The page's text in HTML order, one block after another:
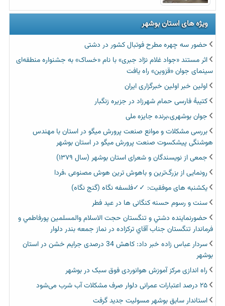
ویژه های استان بوشهر
حضور سه چهره مطرح فوتبال کشور در دشتی
اثر مستند «جواد غلام نژاد جبری» با نام «خساک» به جشنواره منطقه‌ای
سینمای جوان «قزوین» راه یافت
اولین خبر اولین خبرگزاری ایران‏
کتیبۀ فارسی حمام شهرزاد در جزیره زنگبار
جوان بوشهری،برنده جایزه ملی
بررسی مشکلات و موانع صنعت پرورش میگو در استان با مهندس
هوشنگی پیشکسوت صنعت پرورش میگو در استان بوشهر
جمعی از نویسندگان و شعرای استان بوشهر (سال ۱۳۷۹)
رونمایی از بزرگ‌ترین و باهوش ترین هوش مصنوعی ،فردا
یکشنبه های موفقیت: ✓✓فلسفه نگاه (گنج نگاه)
سنت و رسوم حسنه کنگانی ها در عید فطر
حضورنماينده دشتي و تنگستان حجت الاسلام والمسلمين پورفاطمي و
فرماندار تنگستان جناب آقاي تركزاده در نماز جمعه بندر دلوار
سردار عباس زاده خبر داد: کاهش 34 درصدی جرایم خشن در استان
بوشهر
راه اندازی مرکز آموزش هوانوردی فوق سبک در بوشهر
۲۵ درصد اعتبارات عمرانی دلوار صرف مشکلات آب شرب می‌شود
استاندار سابق بوشهر مسولیت جدید گرفت